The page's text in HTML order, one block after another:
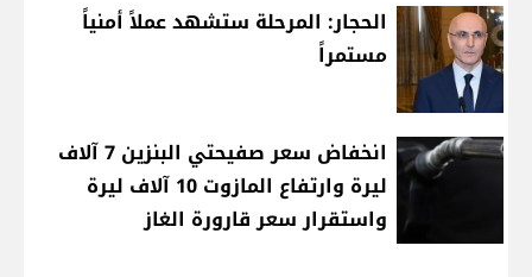
الحجار: المرحلة ستشهد عملاً أمنياً
مستمراً
انخفاض سعر صفيحتي البنزين 7 آلاف
ليرة وارتفاع المازوت 10 آلاف ليرة
واستقرار سعر قارورة الغاز